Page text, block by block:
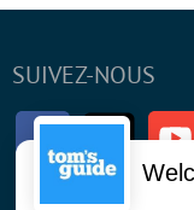
SUIVEZ-NOUS
FacebookTwitter